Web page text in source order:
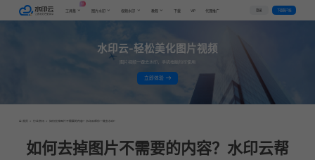
工具集 图片水印 视频水印 教程 下载 VIP 代理推广 登录 下载客户端
水印云-轻松美化图片视频
图片视频一键去水印，手机电脑均可使用
立即体验
首页 > 行业资讯 > 如何去掉图片不需要的内容？水印云帮你一键去水印！
如何去掉图片不需要的内容？水印云帮